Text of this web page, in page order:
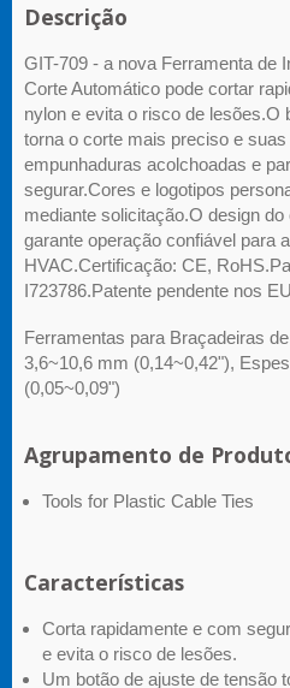
Descrição
GIT-709 - a nova Ferramenta de
Corte Automático pode cortar
nylon e evita o risco de lesões.O
torna o corte mais preciso e
empunhaduras acolchoadas e
segurar.Cores e logotipos
mediante solicitação.O design
garante operação confiável para
HVAC.Certificação: CE,
I723786.Patente pendente nos
Ferramentas para Braçadeiras
3,6~10,6 mm (0,14~0,42"),
(0,05~0,09")
Agrupamento de
Tools for Plastic Cable Ties
Características
Corta rapidamente e com
e evita o risco de lesões.
Um botão de ajuste de tensão